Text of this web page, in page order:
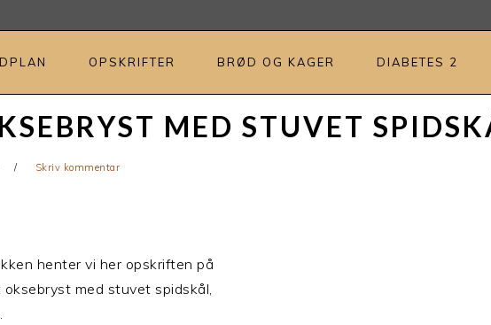
OPSKRIFTER BRØD OG KAGER DIABETES 2
MED STUVET
Skriv kommentar
henter vi her opskriften på
med stuvet spidskål,